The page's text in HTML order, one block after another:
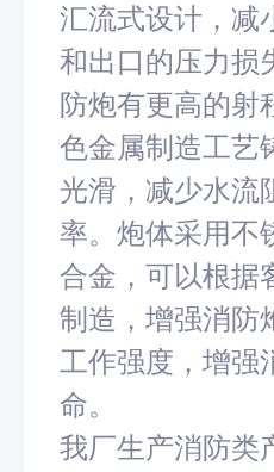
汇流式设计，减
和出口的压力损
防炮有更高的射
色金属制造工艺
光滑，减少水流
率。炮体采用不
合金，可以根据
制造，增强消防
工作强度，增强
命。
我厂生产消防类